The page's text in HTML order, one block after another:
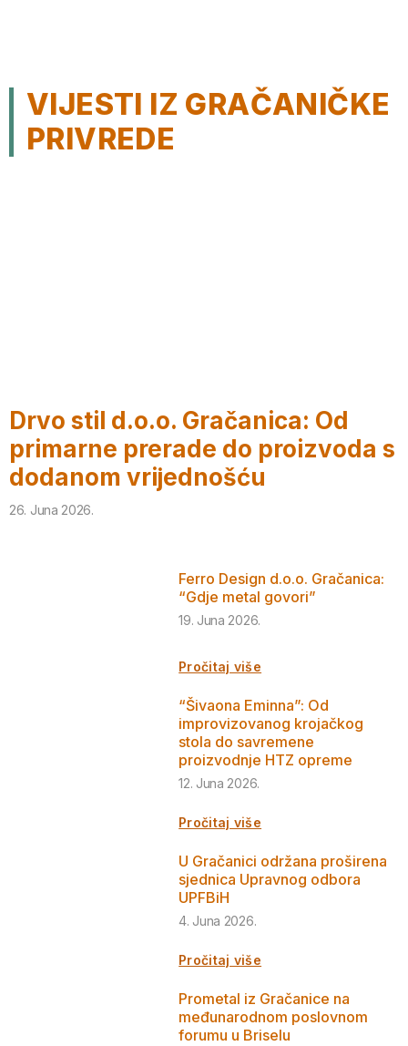
VIJESTI IZ GRAČANIČKE
PRIVREDE
Drvo stil d.o.o. Gračanica: Od
primarne prerade do proizvoda s
dodanom vrijednošću
26. Juna 2026.
Ferro Design d.o.o. Gračanica:
“Gdje metal govori”
19. Juna 2026.
Pročitaj više
“Šivaona Eminna”: Od
improvizovanog krojačkog
stola do savremene
proizvodnje HTZ opreme
12. Juna 2026.
Pročitaj više
U Gračanici održana proširena
sjednica Upravnog odbora
UPFBiH
4. Juna 2026.
Pročitaj više
Prometal iz Gračanice na
međunarodnom poslovnom
forumu u Briselu